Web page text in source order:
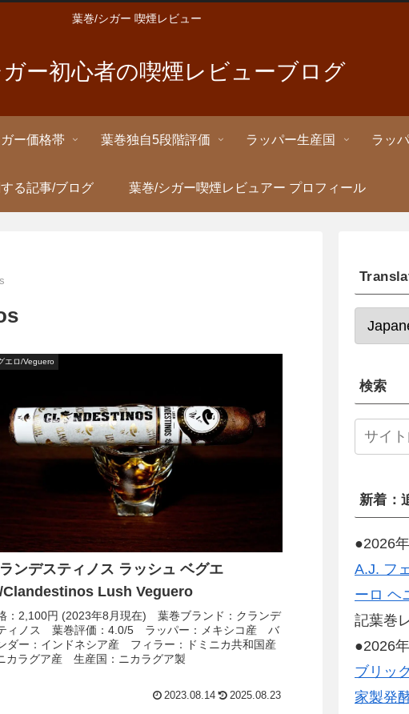
葉巻/シガー 喫煙レビュー
ー初心者の喫煙レビューブログ
ー価格帯 葉巻独自5段階評価 ラッパー生産国 ラッ
る記事/ブログ 葉巻/シガー喫煙レビュアー プロフィール
エロ/Veguero
ンデスティノス ラッシュ ベグエ
Clandestinos Lush Veguero
：2,100円 (2023年8月現在) 葉巻ブランド：クランデ
ィノス 葉巻評価：4.0/5 ラッパー：メキシコ産 バ
ダー：インドネシア産 フィラー：ドミニカ共和国産
カラグア産 生産国：ニカラグア製
2023.08.14 2025.08.23
検索
新着：
●2026
A.J. フ
ーロ ヘ
記葉巻
●2026
ブリッ
家製発